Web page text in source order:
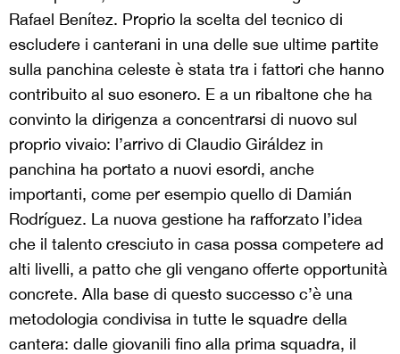
Rafael Benítez. Proprio la scelta del tecnico di
escludere i canterani in una delle sue ultime partite
sulla panchina celeste è stata tra i fattori che hanno
contribuito al suo esonero. E a un ribaltone che ha
convinto la dirigenza a concentrarsi di nuovo sul
proprio vivaio: l’arrivo di Claudio Giráldez in
panchina ha portato a nuovi esordi, anche
importanti, come per esempio quello di Damián
Rodríguez. La nuova gestione ha rafforzato l’idea
che il talento cresciuto in casa possa competere ad
alti livelli, a patto che gli vengano offerte opportunità
concrete. Alla base di questo successo c’è una
metodologia condivisa in tutte le squadre della
cantera: dalle giovanili fino alla prima squadra, il